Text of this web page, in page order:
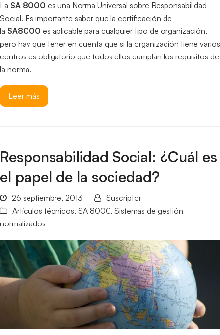
La SA 8000 es una Norma Universal sobre Responsabilidad
Social. Es importante saber que la certificación de
la SA8000 es aplicable para cualquier tipo de organización,
pero hay que tener en cuenta que si la organización tiene varios
centros es obligatorio que todos ellos cumplan los requisitos de
la norma.
Leer más
Responsabilidad Social: ¿Cuál es
el papel de la sociedad?
26 septiembre, 2013
Suscriptor
Artículos técnicos, SA 8000, Sistemas de gestión
normalizados